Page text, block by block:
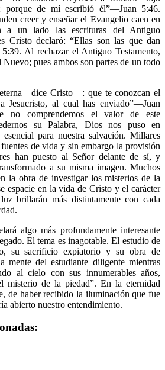
de mí escribió él”—Juan 5:46.
creer y enseñar el Evangelio caen en
a un lado las escrituras del Antiguo
Cristo declaró: “Ellas son las que dan
Al rechazar el Antiguo Testamento,
Nuevo; pues ambos son partes de un todo
Cristo—: que te conozcan el
Jesucristo, al cual has enviado”—Juan
no comprendemos el valor de este
su Palabra, Dios nos puso en
para nuestra salvación. Millares
fuentes de vida y sin embargo la provisión
han puesto al Señor delante de sí, y
a su misma imagen. Muchos
la obra de investigar los misterios de la
espacie en la vida de Cristo y el carácter
brillarán más distintamente con cada
algo más profundamente interesante
El tema es inagotable. El estudio de
su sacrificio expiatorio y su obra de
mente del estudiante diligente mientras
al cielo con sus innumerables años,
misterio de la piedad”. En la eternidad
de haber recibido la iluminación que fue
abierto nuestro entendimiento.